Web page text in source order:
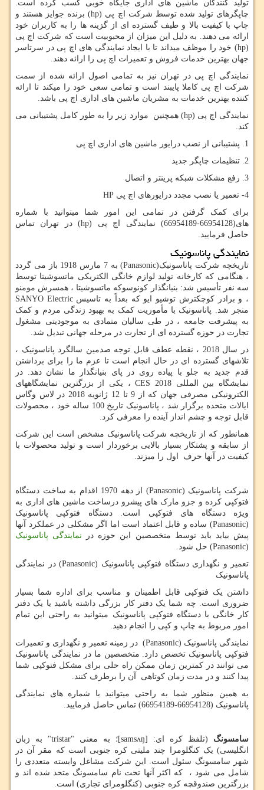
تولید کنندگان ماشین های اداری جایگاه خوبی کسب کرده است.
چاپگرهای تولید شده توسط شرکت اچ پی hp)) برنده جوایز هستند و
چاپ با کیفیت بالا و طیف گسترده ای از گزینه ها را به کاربران خود
ارائه می دهند. به دلیل این میزان از محبوبیت است که شرکت اچ پی
hp)) خود را موظف میداند تا با ایجاد نمایندگی های اچ پی در سرتاسر
جهان بهترین خدمات فروش و تعمیرات اچ پی را ارائه دهند.
نمایندگی اچ پی در تهران نیز به تمامی اصول ارائه شده از سمت
شرکت اچ پی کاملا پایبند است و تمامی سعی خود را میکند تا ارائه
کننده بهترین خدمات به مشریان ماشین های اداری اچ پی باشد.
نمایندگی اچ پی hp)) همچنین موارد زیر را به طور کامل پشتیبانی می
کند.
1. پشتیبانی از نصب درایور ماشین های اداری اچ پی
2. تنظیمات چاپگر جدید
3. رفع مشکلات شبکه پرینتر و اتصال
4- تعمیر یا نصب مجدد درایورهای اچ پی
HP
برای کمک گرفتن در تمامی این امور شما میتوانید با شماره
های(66954128-66954189) نمایندگی اچ پی
hp)) در تهران تماس
حاصل فرمایید.
نمایندگی پاناسونیک
تاریخچه شرکت پاناسونیک(Panasonic
) به 7 مارس 1918 باز می گردد
، هنگامی که کارخانه تولید لوازم خانگی الکتریکی ماتسوشیتا توسط
سه نفر تأسیس شد: بنیانگذار کونوسوکه ماتسوشیتا ، همسرش مومنو
، و برادر کوچکترش توشیو ایو که بعداً به تاسیسSANYO Electric
منجر شد. پاناسونیک با مأموریت کمک به بهبود زندگی مردم و کمک
به پیشرفت جامعه ، در طی سالیان متمادی به موجودیتی مشغول
تجارت در حوزه گسترده ای از تجارت در مرحله جهانی تبدیل شد.
در سال 2018 ، نقطه عطف قابل توجه صدمین سالگرد پاناسونیک ،
تلاشهای گسترده ای در حال انجام است تا عزم ما را برای برداشتن
قدم جدید به جلو با پیاده روی در پای بنیانگذار ما نشان دهد. در
نمایشگاه بین المللی CES 2018، یکی از بزرگترین نمایشگاههای
الکترونیکی مصرفی جهان که از 9 تا 12 ژانویه 2018 در لاس وگاس
ایالات متحده برگزار شد ، پاناسونیک تاریخ 100 ساله خود ، محصولات
قابل توجه و چشم انداز آینده را معرفی کرد.
همانطور که از تاریخچه شرکت پاناسونیک مشخص است این شرکت
از سابقه و پشتکار بسیار بالایی برخوردار است و تولید محصولات با
کیفیت در آنها حرف اول را میزند.
شرکت پاناسونیک Panasonic)
) از دهه 1970 اقدام به ساخت دستگاه
فتوکپی کرده و جزو مارک های پیشرو درساخت ماشین های اداری به
ویژه دستگاه های فتوکپی است. دستگاه فتوکپی پاناسونیک
Panasonic)) ساده و قابل اعتماد است اما اگر مشکلی در عملکرد آنها
پیش بیاید باید توسط متخصصین این حوزه در نمایندگی پاناسونیک
Panasonic)) حل شود.
تعمیر و نگهداری دستگاه فتوکپی پاناسونیک Panasonic)) در نمایندگی
پاناسونیک
داشتن یک فتوکپی قابل اطمینان و مناسب برای اداره شما بسیار
ضروری است. چه شما یک دفتر کار بزرگی داشته باشید یا یک دفتر
کار خانگی با دستگاه فتوکپی پاناسونیک میتوانید به راحتی این تمام
امور مربوط به چاپ و کپی را انجام دهید.
نمایندگی پاناسونیک Panasonic)) در زمینه تعمیر و نگهداری و تعمیرات
فتوکپی پاناسونیک تخصص دارد. متخصصین ما در نمایندگی پاناسونیک
می توانند در کمترین زمان ممکن راه حلی برای مشکل فتوکپی شما
پیدا کنند و در مدت زمان کوتاهی آن را برطرف کنند.
به همین منظور شما به راحتی میتوانید با شماره های نمایندگی
پاناسونیک (66954128-66954189) تماس حاصل فرمایید.
سامسونگ (تلفظ کره ای: [samsʌŋ]؛ به معنی "tristar" به زبان
انگلیسی) یک کنگلومرا چند ملیتی کره جنوبی است که مقر آن در
شهر سامسونگ سئول است. این شرکت مشاغل وابسته متعددی را
شامل می شود ، که اکثر آنها تحت نام سامسونگ متحد شده اند و
بزرگترین صندوقچه کره جنوبی (کنگلومرای تجاری) است.